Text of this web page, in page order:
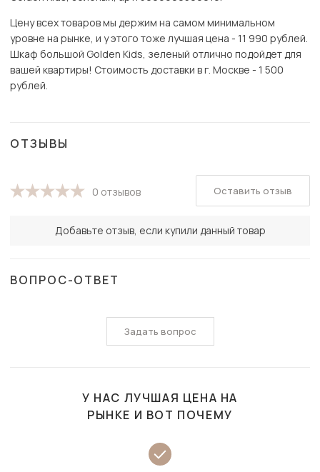
Цену всех товаров мы держим на самом минимальном
уровне на рынке, и у этого тоже лучшая цена - 11 990 рублей.
Шкаф большой Golden Kids, зеленый отлично подойдет для
вашей квартиры! Стоимость доставки в г. Москве - 1 500
рублей.
ОТЗЫВЫ
0 отзывов
Добавьте отзыв, если купили данный товар
Оставить отзыв
ВОПРОС-ОТВЕТ
Задать вопрос
У НАС ЛУЧШАЯ ЦЕНА НА
РЫНКЕ И ВОТ ПОЧЕМУ